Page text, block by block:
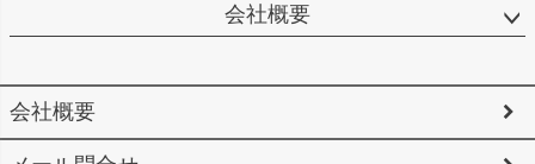
会社概要
会社概要